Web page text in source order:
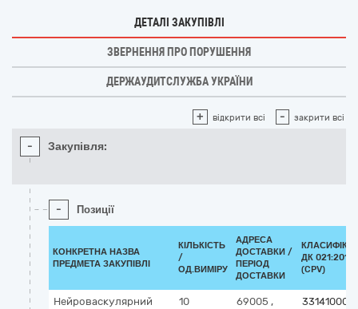
ДЕТАЛІ ЗАКУПІВЛІ
ЗВЕРНЕННЯ ПРО ПОРУШЕННЯ
ДЕРЖАУДИТСЛУЖБА УКРАЇНИ
+ відкрити всі - закрити всі
- Закупівля:
- Позиції
КОНКРЕТНА НАЗВА
ПРЕДМЕТА ЗАКУПІВЛІ
КІЛЬКІСТЬ
/
ОД.ВИМІРУ
АДРЕСА
ДОСТАВКИ /
ПЕРІОД
ДОСТАВКИ
ДК 021:2015
(CPV)
Нейроваскулярний
10
69005 ,
33141000-